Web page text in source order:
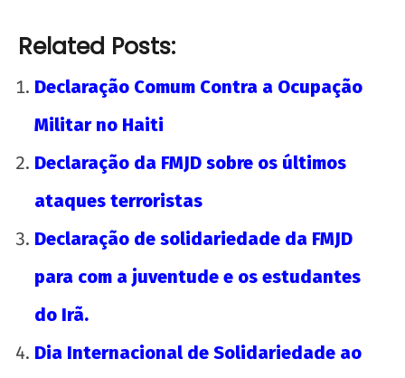
agosto
2018
admin
Toda solidariedade ao povo libanês e a sua
juventude em luta
2 de
Related Posts:
Declaração Comum Contra a Ocupação
Militar no Haiti
Declaração da FMJD sobre os últimos
ataques terroristas
Declaração de solidariedade da FMJD
para com a juventude e os estudantes
do Irã.
Dia Internacional de Solidariedade ao